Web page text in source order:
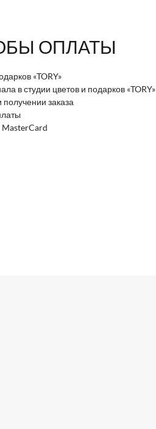
ОПЛАТЫ
«TORY»
в студии цветов и подарков «TORY»
заказа